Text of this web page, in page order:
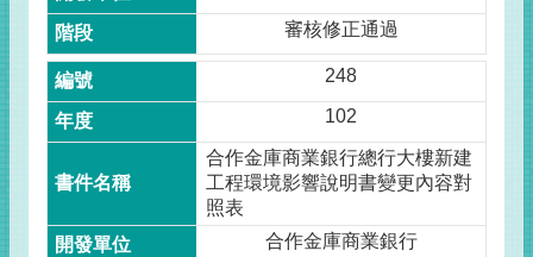
審核修正通過
248
102
合作金庫商業銀行總行大樓新建
工程環境影響說明書變更內容對
照表
合作金庫商業銀行